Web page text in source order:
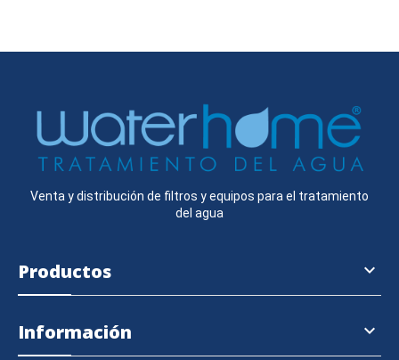
Venta y distribución de filtros y equipos para el tratamiento
del agua
Productos 
Información 